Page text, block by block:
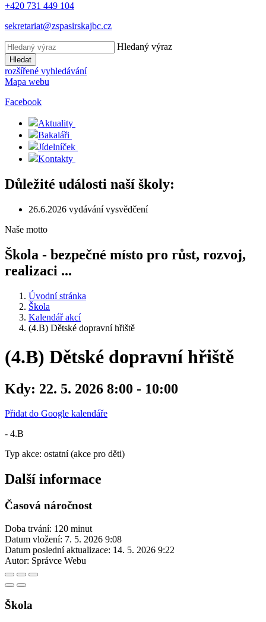
+420 731 449 104
sekretariat@zspasirskajbc.cz
Hledaný výraz
Hledat
rozšířené vyhledávání
Mapa webu
Facebook
Aktuality
Bakaláři
Jídelníček
Kontakty
Důležité události naší školy:
26.6.2026 vydávání vysvědčení
Naše motto
Škola - bezpečné místo pro růst, rozvoj,
realizaci ...
Úvodní stránka
Škola
Kalendář akcí
(4.B) Dětské dopravní hřiště
(4.B) Dětské dopravní hřiště
Kdy: 22. 5. 2026 8:00 - 10:00
Přidat do Google kalendáře
- 4.B
Typ akce: ostatní (akce pro děti)
Další informace
Časová náročnost
Doba trvání: 120 minut
Datum vložení: 7. 5. 2026 9:08
Datum poslední aktualizace: 14. 5. 2026 9:22
Autor: Správce Webu
Škola